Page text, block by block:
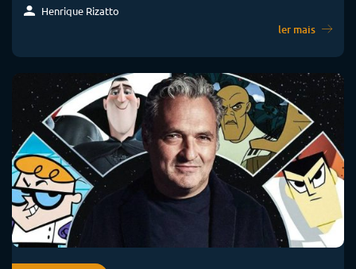
Henrique Rizatto
ler mais